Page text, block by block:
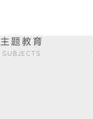
主题教育
SUBJECTS